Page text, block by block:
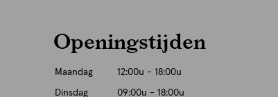
Openingstijden
Maandag 12:00u - 18:00u
Dinsdag 09:00u - 18:00u